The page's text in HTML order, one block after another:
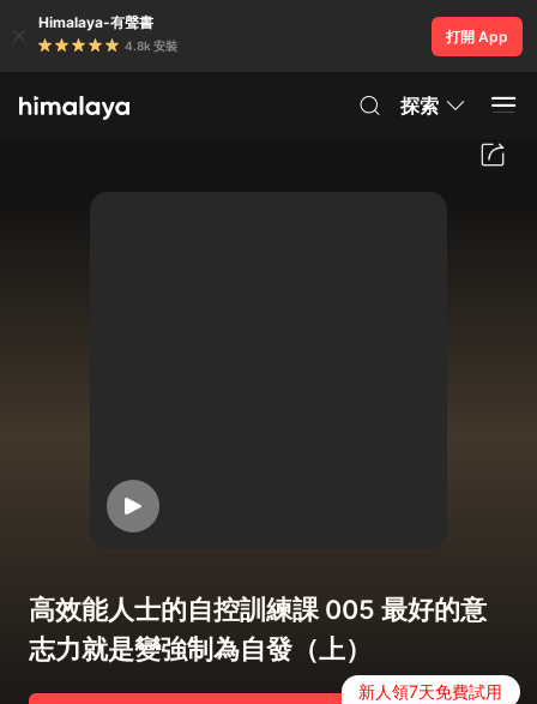
Himalaya-有聲書
4.8k 安裝
打開 App
探索
高效能人士的自控訓練課 005 最好的意
志力就是變強制為自發（上）
新人領7天免費試用